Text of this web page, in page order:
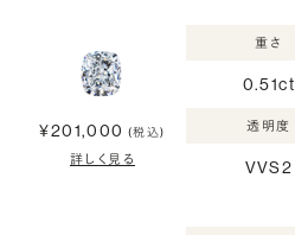
¥201,000 (税込)
詳しく見る
重さ
0.51ct
透明度
VVS2